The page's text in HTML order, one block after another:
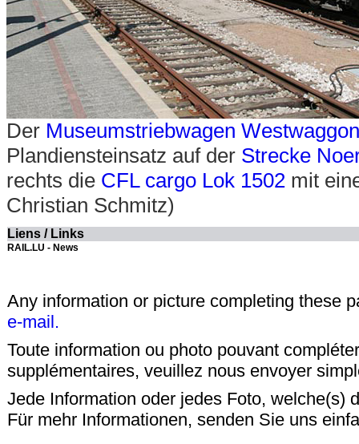
Der Museumstriebwagen
Plandiensteinsatz auf der Strecke
rechts die CFL cargo Lok 1502 mit
Christian Schmitz)
Liens / Links
RAIL.LU - News
Any information or picture completing these
e-mail.
Toute information ou photo pouvant
supplémentaires, veuillez nous envoyer
Jede Information oder jedes Foto, welche(s)
Für mehr Informationen, senden Sie uns